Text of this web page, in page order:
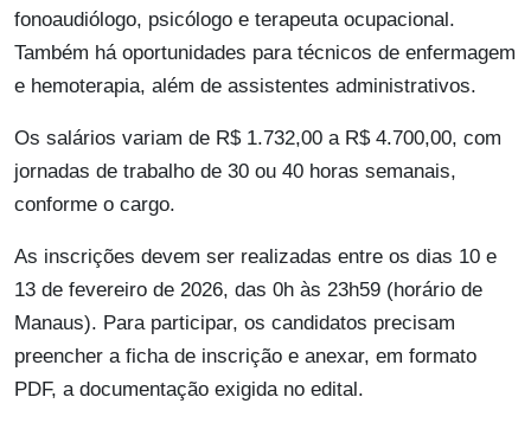
fonoaudiólogo, psicólogo e terapeuta ocupacional.
Também há oportunidades para técnicos de enfermagem
e hemoterapia, além de assistentes administrativos.
Os salários variam de R$ 1.732,00 a R$ 4.700,00, com
jornadas de trabalho de 30 ou 40 horas semanais,
conforme o cargo.
As inscrições devem ser realizadas entre os dias 10 e
13 de fevereiro de 2026, das 0h às 23h59 (horário de
Manaus). Para participar, os candidatos precisam
preencher a ficha de inscrição e anexar, em formato
PDF, a documentação exigida no edital.